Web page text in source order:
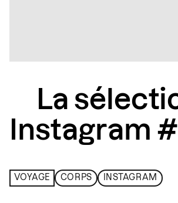
La
Instagram
VOYAGE CORPS INSTAGRAM